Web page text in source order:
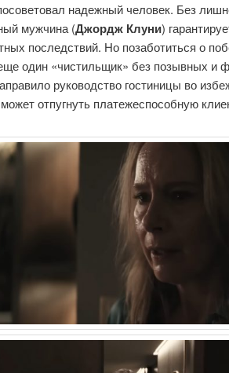
надежный человек. Без
мужчина (Джордж Клуни)
последствий. Но позаботиться о
один «чистильщик» без позывных и
руководство гостиницы во
отпугнуть платежеспособную